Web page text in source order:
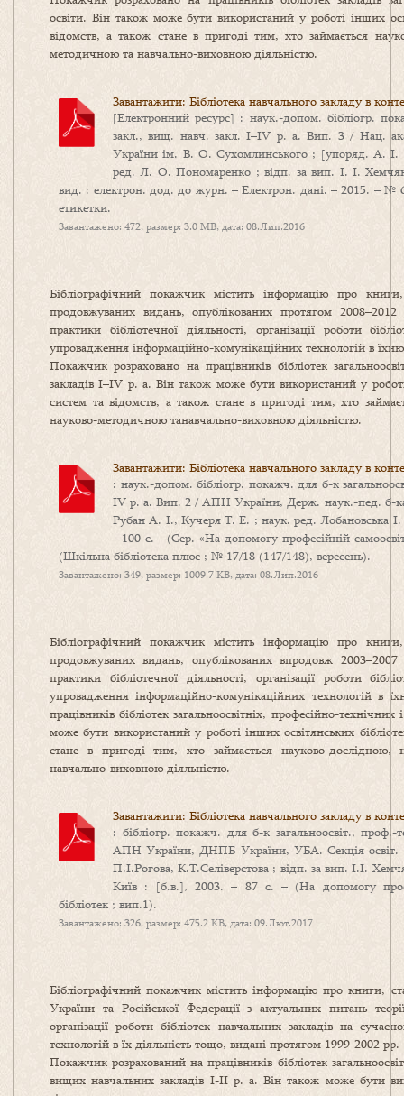
освіти. Він також може бути використаний у роботі інших
відомств, а також стане в пригоді тим, хто займається
методичною та навчально-виховною діяльністю.
Завантажити: Бібліотека навчального закладу в
[Електронний ресурс] : наук.-допом. бібліогр.
закл., вищ. навч. закл. І–ІV р. а. Вип. 3 / Нац.
України ім. В. О. Сухомлинського ; [упоряд. А. І.
ред. Л. О. Пономаренко ; відп. за вип. І. І.
вид. : електрон. дод. до журн. – Електрон. дані. – 2015. – №
етикетки.
Завантажено: 472, размер: 3.0 MB, дата: 08.Лип.2016
Бібліографічний покажчик містить інформацію про
продовжуваних видань, опублікованих протягом
практики бібліотечної діяльності, організації роботи
упровадження інформаційно-комунікаційних технологій в
Покажчик розраховано на працівників бібліотек
закладів І–ІV р. а. Він також може бути використаний у
систем та відомств, а також стане в пригоді тим, хто
науково-методичною танавчально-виховною діяльністю.
Завантажити: Бібліотека навчального закладу в
: наук.-допом. бібліогр. покажч. для б-к
ІV р. а. Вип. 2 / АПН України, Держ. наук.-пед. б-
Рубан А. І., Кучеря Т. Е. ; наук. ред. Лобановська
- 100 с. - (Сер. «На допомогу професійній
(Шкільна бібліотека плюс ; № 17/18 (147/148), вересень).
Завантажено: 349, размер: 1009.7 KB, дата: 08.Лип.2016
Бібліографічний покажчик містить інформацію про
продовжуваних видань, опублікованих впродовж
практики бібліотечної діяльності, організації роботи
упровадження інформаційно-комунікаційних технологій в
працівників бібліотек загальноосвітніх, професійно-
може бути використаний у роботі інших освітянських
стане в пригоді тим, хто займається науково-дослідною,
навчально-виховною діяльністю.
Завантажити: Бібліотека навчального закладу в
: бібліогр. покажч. для б-к загальноосвіт.,
АПН України, ДНПБ України, УБА. Секція освіт.
П.І.Рогова, К.Т.Селіверстова ; відп. за вип. І.І.
Київ : [б.в.], 2003. – 87 с. – (На допомогу
бібліотек ; вип.1).
Завантажено: 326, размер: 475.2 KB, дата: 09.Лют.2017
Бібліографічний покажчик містить інформацію про книги,
України та Російської Федерації з актуальних питань
організації роботи бібліотек навчальних закладів на
технологій в їх діяльність тощо, видані протягом 1999-2002 рр.
Покажчик розрахований на працівників бібліотек
вищих навчальних закладів І-ІІ р. а. Він також може бути